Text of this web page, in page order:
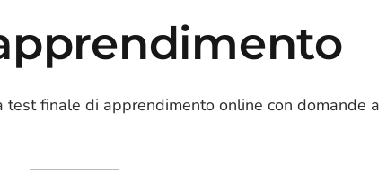
finale di apprendimento online con domande a